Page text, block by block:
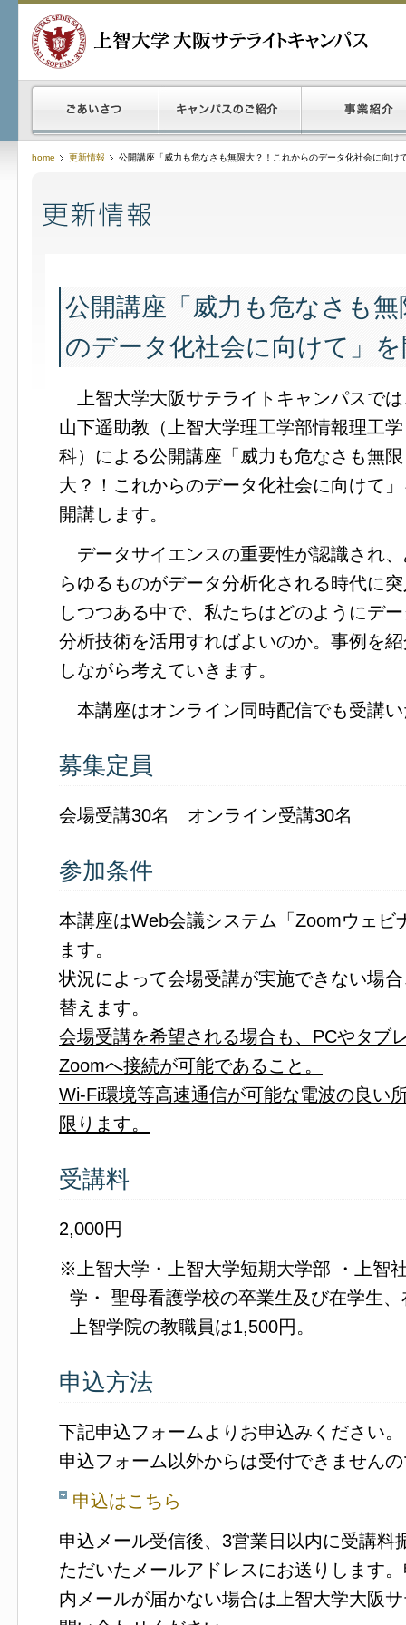
home 更新情報 公開講座「威力も危なさも無限大？！これからのデータ化社会に向け
公開講座「威力も危なさも
のデータ化社会に向けて」
上智大学大阪サテライトキャンパスで
山下遥助教（上智大学理工学部情報理工学
科）による公開講座「威力も危なさも無限
大？！これからのデータ化社会に向けて
開講します。
データサイエンスの重要性が認識され
らゆるものがデータ分析化される時代に
しつつある中で、私たちはどのようにデ
分析技術を活用すればよいのか。事例を
しながら考えていきます。
本講座はオンライン同時配信でも受講
募集定員
会場受講30名 オンライン受講30名
参加条件
本講座はWeb会議システム「Zoomウェビ
ます。
状況によって会場受講が実施できない場
替えます。
会場受講を希望される場合も、PCやタブ
Zoomへ接続が可能であること。
Wi-Fi環境等高速通信が可能な電波の良い
限ります。
受講料
2,000円
※上智大学・上智大学短期大学部 ・上智
学・ 聖母看護学校の卒業生及び在学生
上智学院の教職員は1,500円。
申込方法
下記申込フォームよりお申込みください。
申込フォーム以外からは受付できません
申込はこちら
申込メール受信後、3営業日以内に受講料
ただいたメールアドレスにお送りします
内メールが届かない場合は上智大学大阪